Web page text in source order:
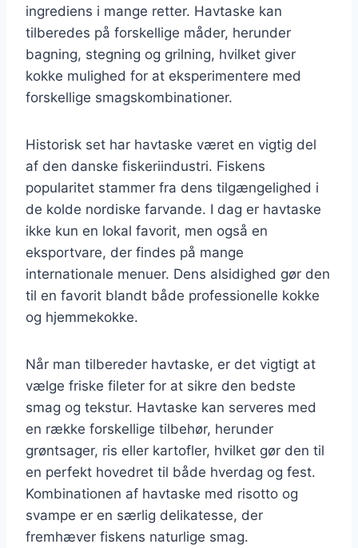
ingrediens i mange retter. Havtaske kan
tilberedes på forskellige måder, herunder
bagning, stegning og grilning, hvilket giver
kokke mulighed for at eksperimentere med
forskellige smagskombinationer.
Historisk set har havtaske været en vigtig del
af den danske fiskeriindustri. Fiskens
popularitet stammer fra dens tilgængelighed i
de kolde nordiske farvande. I dag er havtaske
ikke kun en lokal favorit, men også en
eksportvare, der findes på mange
internationale menuer. Dens alsidighed gør den
til en favorit blandt både professionelle kokke
og hjemmekokke.
Når man tilbereder havtaske, er det vigtigt at
vælge friske fileter for at sikre den bedste
smag og tekstur. Havtaske kan serveres med
en række forskellige tilbehør, herunder
grøntsager, ris eller kartofler, hvilket gør den til
en perfekt hovedret til både hverdag og fest.
Kombinationen af havtaske med risotto og
svampe er en særlig delikatesse, der
fremhæver fiskens naturlige smag.